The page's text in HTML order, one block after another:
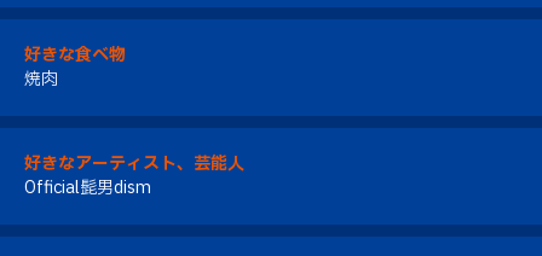
好きな食べ物
焼肉
好きなアーティスト、芸能人
Official髭男dism